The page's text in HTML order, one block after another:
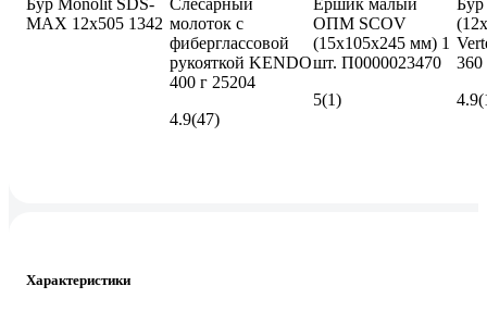
Бур Monolit SDS-
MAX 12x505 1342
Слесарный
молоток с
фиберглассовой
рукояткой KENDO
400 г 25204
4.9(47)
Ёршик малый
ОПМ SCOV
(15x105x245 мм) 1
шт. П0000023470
5(1)
Бур
360
4.9
Характеристики